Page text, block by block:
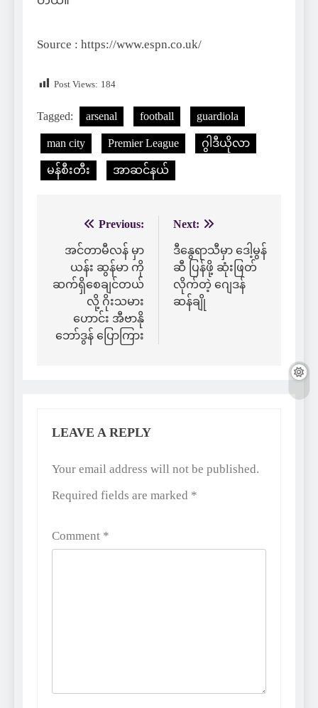
Source : https://www.espn.co.uk/
Post Views: 184
Tagged: arsenal football guardiola
man city Premier League ဂွါဒီယိုလာ
မန်စီးတီး အာဆင်နယ်
navigation
Previous:
အင်တာမီလန် မှာ
ယန်း ဆွန်မာ ကို
ဆက်ရှိစေချင်တယ်
လို့ ဂိုးသမား
ဟောင်း အီဗာနို
ဘော်ဒွန် ပြောကြား
Next:
ဒီနွေရာသီမှာ ဒေါ့မွန်
ဆီ ပြန်ဖို့ ဆုံးဖြတ်
လိုက်တဲ့ ဂျေဒန်
ဆန်ချို
LEAVE A REPLY
Your email address will not be published.
Required fields are marked *
Comment *
Alternative: